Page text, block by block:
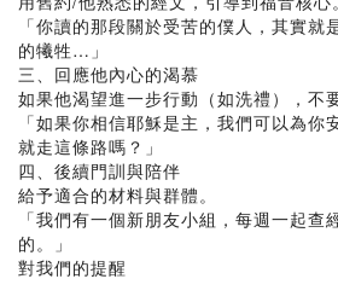
「你讀的那段關於受苦的僕人，其實就
的犧牲…」
三、回應他內心的渴慕
如果他渴望進一步行動（如洗禮），不
「如果你相信耶穌是主，我們可以為你
就走這條路嗎？」
四、後續門訓與陪伴
給予適合的材料與群體。
「我們有一個新朋友小組，每週一起查
的。」
對我們的提醒